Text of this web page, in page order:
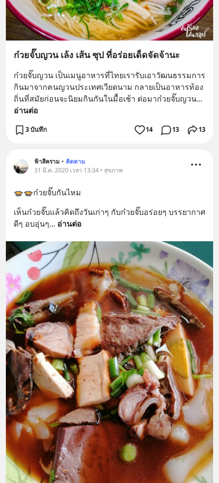
ก๋วยจั๊บญวน เล้ง เส้น ซุป ที่อร่อยเด็ดจัดจ้านะ
ก๋วยจั๊บญวน เป็นเมนูอาหารที่ไทยเรารับเอาวัฒนธรรมการ
กินมาจากคนญวนประเทศเวียดนาม กลายเป็นอาหารท้อง
ถิ่นที่สมัยก่อนจะนิยมกินกันในมื้อเช้า ต่อมาก๋วยจั๊บญวน
อ่านต่อ
3 บันทึก 14 13 13
ฟ้าสีคราม • ติดตาม
31 มี.ค. 2020 เวลา 13:34 • สุขภาพ
🍲🍲ก๋วยจั๊บกันไหม
เห็นก๋วยจั๊บแล้วคิดถึงวันเก่าๆ กับก๋วยจั๊บอร่อยๆ บรรยากาศ
ดีๆ อบอุ่นๆ... อ่านต่อ